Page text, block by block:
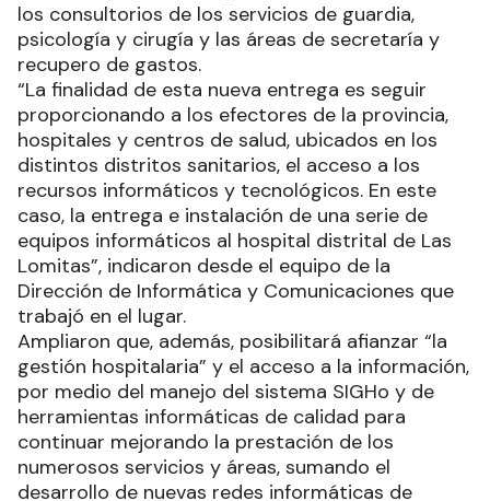
los consultorios de los servicios de guardia,
psicología y cirugía y las áreas de secretaría y
recupero de gastos.
“La finalidad de esta nueva entrega es seguir
proporcionando a los efectores de la provincia,
hospitales y centros de salud, ubicados en los
distintos distritos sanitarios, el acceso a los
recursos informáticos y tecnológicos. En este
caso, la entrega e instalación de una serie de
equipos informáticos al hospital distrital de Las
Lomitas”, indicaron desde el equipo de la
Dirección de Informática y Comunicaciones que
trabajó en el lugar.
Ampliaron que, además, posibilitará afianzar “la
gestión hospitalaria” y el acceso a la información,
por medio del manejo del sistema SIGHo y de
herramientas informáticas de calidad para
continuar mejorando la prestación de los
numerosos servicios y áreas, sumando el
desarrollo de nuevas redes informáticas de